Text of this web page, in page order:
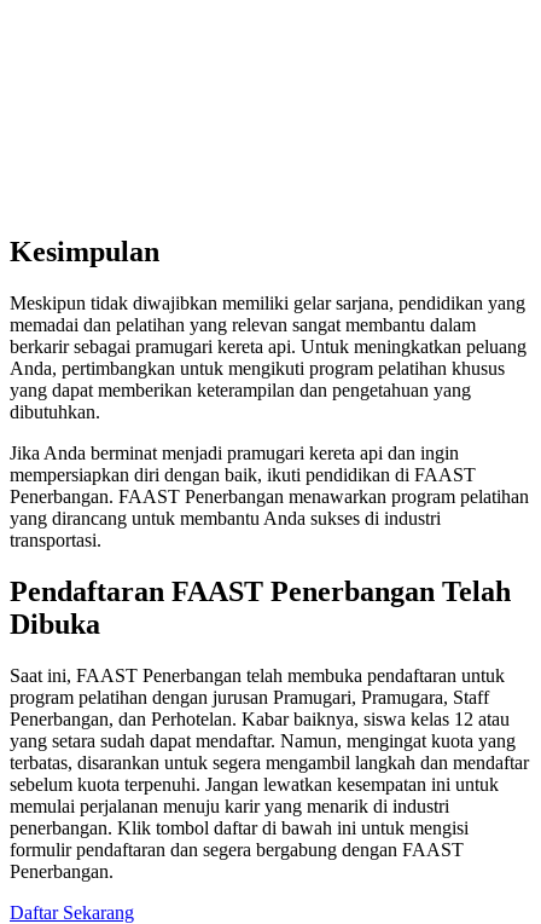
Kesimpulan
Meskipun tidak diwajibkan memiliki gelar sarjana, pendidikan yang
memadai dan pelatihan yang relevan sangat membantu dalam
berkarir sebagai pramugari kereta api. Untuk meningkatkan peluang
Anda, pertimbangkan untuk mengikuti program pelatihan khusus
yang dapat memberikan keterampilan dan pengetahuan yang
dibutuhkan.
Jika Anda berminat menjadi pramugari kereta api dan ingin
mempersiapkan diri dengan baik, ikuti pendidikan di FAAST
Penerbangan. FAAST Penerbangan menawarkan program pelatihan
yang dirancang untuk membantu Anda sukses di industri
transportasi.
Pendaftaran FAAST Penerbangan Telah
Dibuka
Saat ini, FAAST Penerbangan telah membuka pendaftaran untuk
program pelatihan dengan jurusan Pramugari, Pramugara, Staff
Penerbangan, dan Perhotelan. Kabar baiknya, siswa kelas 12 atau
yang setara sudah dapat mendaftar. Namun, mengingat kuota yang
terbatas, disarankan untuk segera mengambil langkah dan mendaftar
sebelum kuota terpenuhi. Jangan lewatkan kesempatan ini untuk
memulai perjalanan menuju karir yang menarik di industri
penerbangan. Klik tombol daftar di bawah ini untuk mengisi
formulir pendaftaran dan segera bergabung dengan FAAST
Penerbangan.
Daftar Sekarang